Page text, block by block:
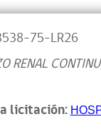
75-LR26
RENAL
licitación: